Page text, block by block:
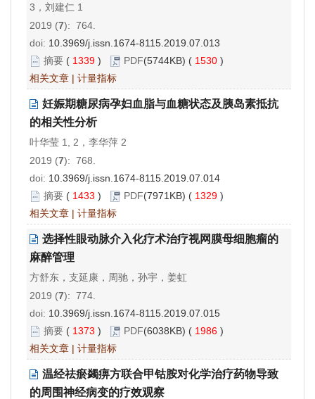
3，刘建仁 1
2019 (7): 764.
doi: 10.3969/j.issn.1674-8115.2019.07.013
摘要 ( 1339 ) PDF(5744KB) ( 1530 )
相关文章 | 计量指标
妊娠期糖尿病孕妇血脂与血糖状态及胰岛素抵抗
的相关性分析
叶华莹 1, 2，李华萍 2
2019 (7): 768.
doi: 10.3969/j.issn.1674-8115.2019.07.014
摘要 ( 1433 ) PDF(7971KB) ( 1329 )
相关文章 | 计量指标
选择性眼动脉介入化疗术治疗视网膜母细胞瘤的
麻醉管理
方舒东，支延康，周驰，孙宇，姜虹
2019 (7): 774.
doi: 10.3969/j.issn.1674-8115.2019.07.015
摘要 ( 1373 ) PDF(6038KB) ( 1986 )
相关文章 | 计量指标
温经祛瘀蠲痹方联合甲钴胺对化学治疗药物导致
的周围神经病变的疗效观察